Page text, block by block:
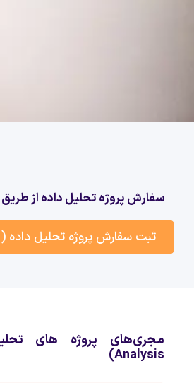
سفارش پروژه تحلیل داده از
ثبت سفارش پروژه تحلیل داده (Data Analysis)
Analysis)